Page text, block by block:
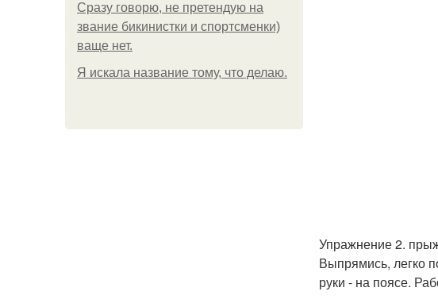
Сразу говорю, не претендую на
звание бикинистки и спортсменки)
ваще нет.
Я искала название тому, что делаю.
Упражнение 2.
Выпрямись, легко
руки - на поясе.